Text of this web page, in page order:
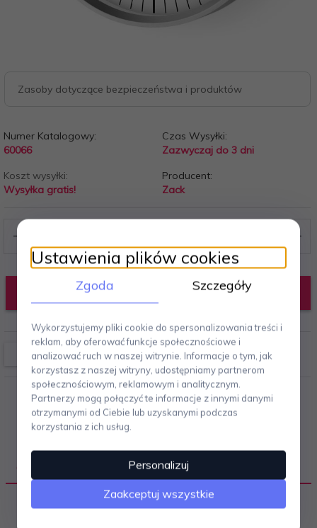
Zasoby dotyczące bezpieczeństwa i produktów
Numer Katalogowy:
60066
Czas Wysyłki:
Zazwyczaj do 3 dni
Koszt wysyłki:
Wysyłka gratis!
Producent:
Zack
DODAJ DO KOSZYKA
Ustawienia plików cookies
Zgoda Szczegóły
Wykorzystujemy pliki cookie do spersonalizowania treści i
reklam, aby oferować funkcje społecznościowe i
analizować ruch w naszej witrynie. Informacje o tym, jak
korzystasz z naszej witryny, udostępniamy partnerom
społecznościowym, reklamowym i analitycznym.
Partnerzy mogą połączyć te informacje z innymi danymi
otrzymanymi od Ciebie lub uzyskanymi podczas
korzystania z ich usług.
Personalizuj
Zaakceptuj wszystkie